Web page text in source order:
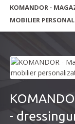
KOMANDOR -
MOBILIER
-